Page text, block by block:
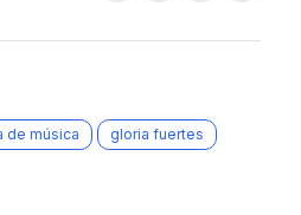
de música gloria fuertes